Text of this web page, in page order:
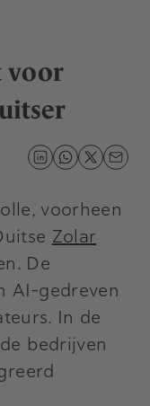
voor
voorheen
Zolar
De
AI-gedreven
In de
bedrijven